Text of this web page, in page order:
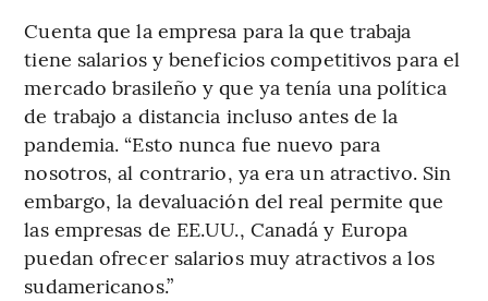
Cuenta que la empresa para la que trabaja
tiene salarios y beneficios competitivos para el
mercado brasileño y que ya tenía una política
de trabajo a distancia incluso antes de la
pandemia. “Esto nunca fue nuevo para
nosotros, al contrario, ya era un atractivo. Sin
embargo, la devaluación del real permite que
las empresas de EE.UU., Canadá y Europa
puedan ofrecer salarios muy atractivos a los
sudamericanos.”